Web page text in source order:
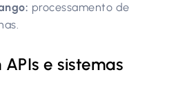
processamento de
e sistemas